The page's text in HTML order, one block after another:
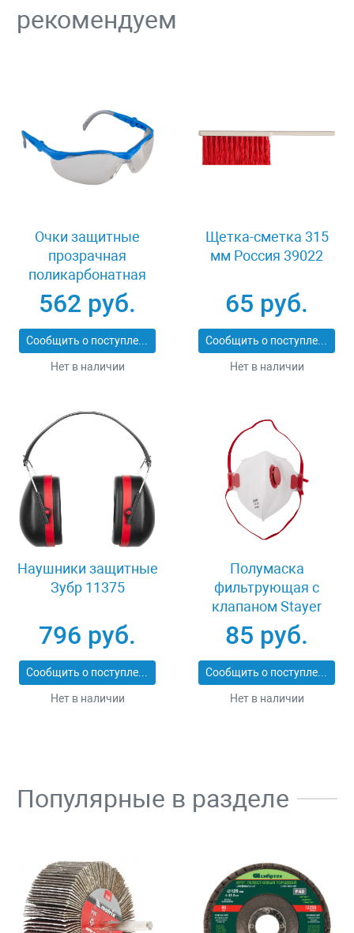
рекомендуем
Очки защитные
прозрачная
поликарбонатная
монолинза ЗУБР
ЭКСПЕРТ 110310
562 руб.
Сообщить о поступлении
Нет в наличии
Щетка-сметка 315
мм Россия 39022
65 руб.
Сообщить о поступлении
Нет в наличии
Наушники защитные
Зубр 11375
796 руб.
Сообщить о поступлении
Нет в наличии
Полумаска
фильтрующая с
клапаном Stayer
MASTER 11116
85 руб.
Сообщить о поступлении
Нет в наличии
Популярные в разделе